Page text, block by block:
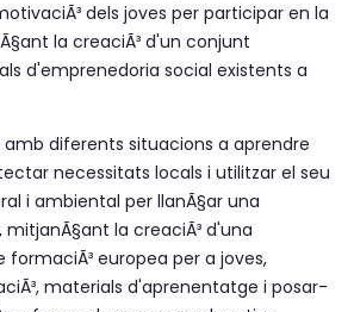
dels joves per participar en la
la creaciÃ³ d'un conjunt
d'emprenedoria social existents a
amb diferents situacions a aprendre
necessitats locals i utilitzar el seu
i ambiental per llanÃ§ar una
la creaciÃ³ d'una
europea per a joves,
materials d'aprenentatge i posar-